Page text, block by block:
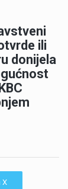
ili
donijela
X